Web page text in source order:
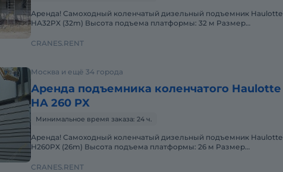
Аренда! Самоходный коленчатый дизельный подъемник Haulotte
HA32PX (32m) Высота подъема платформы: 32 м Размер
CRANES.RENT
Москва и ещё 34 города
Аренда подъемника коленчатого Haulotte
HA 260 PX
Минимальное время заказа: 24 ч.
Аренда! Самоходный коленчатый дизельный подъемник Haulotte
H260PX (26m) Высота подъема платформы: 26 м Размер
CRANES.RENT